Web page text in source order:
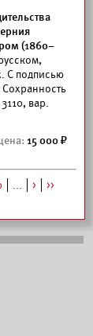
(1860–
С подписью
Сохранность
вар.
15 000
... >
>>